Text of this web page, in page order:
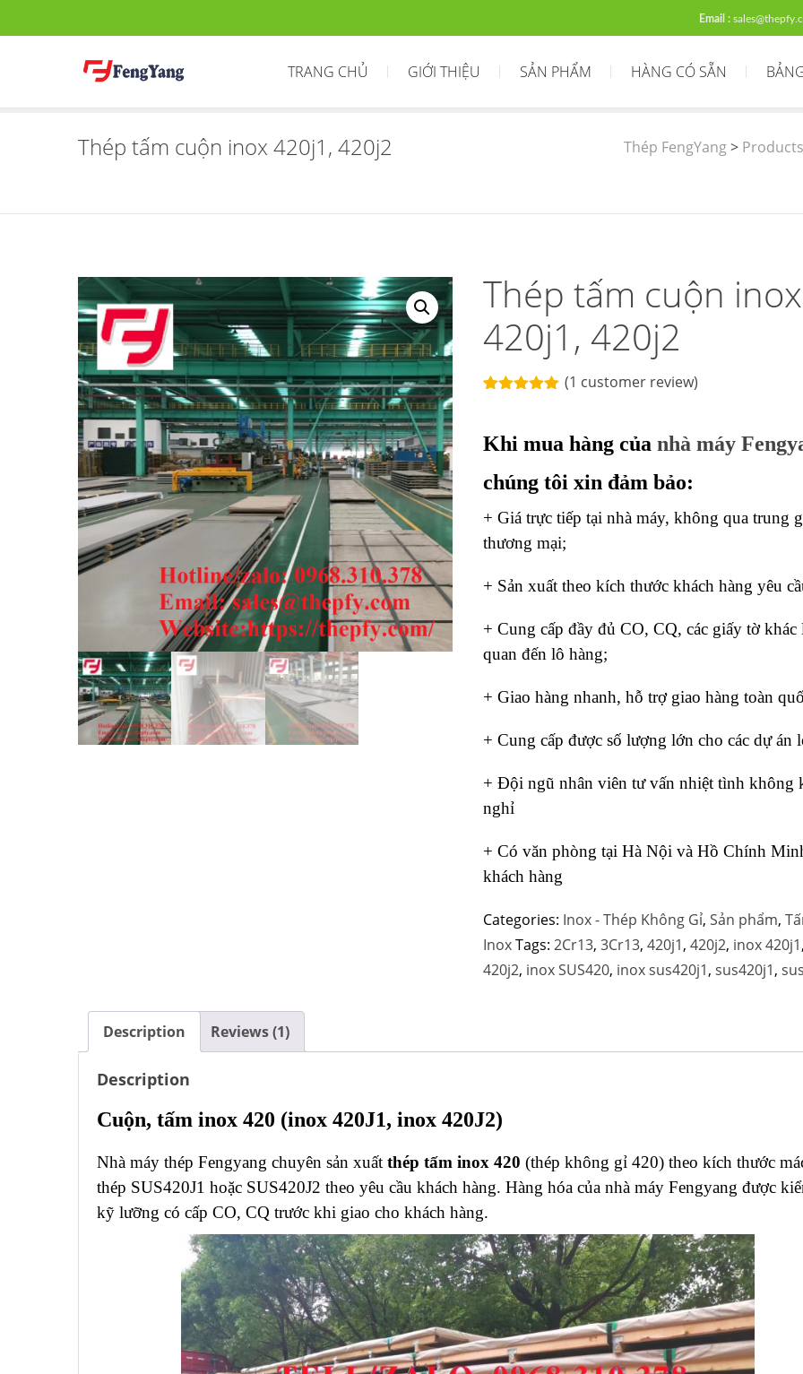
Email :
TRANG CHỦ GIỚI THIỆU SẢN PHẨM HÀNG CÓ SẴN
Thép tấm cuộn inox 420j1, 420j2 Thép FengYang> Products
Thép tấm cuộn inox
420j1, 420j2
customer
(1 customer review)
Khi mua hàng củanhà máy
chúng tôi xin đảm bảo:
+ Giá trực tiếp tại nhà máy, không qua trung
thương mại;
+ Sản xuất theo kích thước khách hàng yêu
+ Cung cấp đầy đủ CO, CQ, các giấy tờ khác
quan đến lô hàng;
+ Giao hàng nhanh, hỗ trợ giao hàng toàn
+ Cung cấp được số lượng lớn cho các dự án
+ Đội ngũ nhân viên tư vấn nhiệt tình không
nghỉ
+ Có văn phòng tại Hà Nội và Hồ Chính
khách hàng
Categories: Inox - Thép Không Gỉ,Sản phẩm,
Inox Tags:2Cr13,3Cr13,420j1,420j2, inox 420j1,
420j2, inox SUS420, inox sus420j1,sus420j1,
Description Reviews (1)
Description
Cuộn, tấm inox 420 (inox 420J1, inox 420J2)
Nhà máy thép Fengyang chuyên sản xuất thép tấm inox 420 (thép không gỉ 420) theo kích thước
thép SUS420J1 hoặc SUS420J2 theo yêu cầu khách hàng. Hàng hóa của nhà máy Fengyang được
kỹ lưỡng có cấp CO, CQ trước khi giao cho khách hàng.